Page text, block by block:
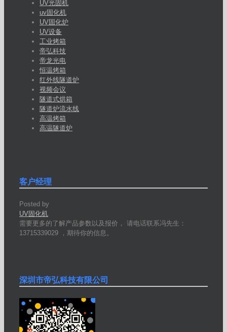
UV光固机
uv固化机
UV固化炉
UV设备
工业烤箱
帝弘科技
帝龙光电
恒温烤箱
红外线隧道炉
视频会议
隧道式烘箱
隧道炉流水线
高温烤箱
高温隧道炉
客户经理
Posted by
UV固化机
需要更多的了解产品参数以及报价， 请电话联系冯先生：
13715339029 ，期待你的信息。
深圳市帝弘科技有限公司